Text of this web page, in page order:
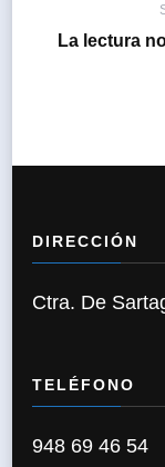
La lectura
DIRECCIÓN
Ctra. De
TELÉFONO
948 69 46 54